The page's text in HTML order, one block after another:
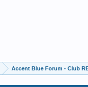
Accent Blue Forum -